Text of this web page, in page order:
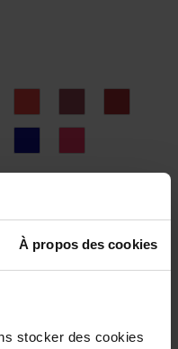
À propos des cookies
stocker des cookies
LA
FAVORITE
L'AMOUREUSE
ROUGE
INFRAROSE